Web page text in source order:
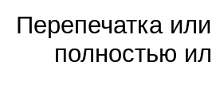
Перепечатка
полностью